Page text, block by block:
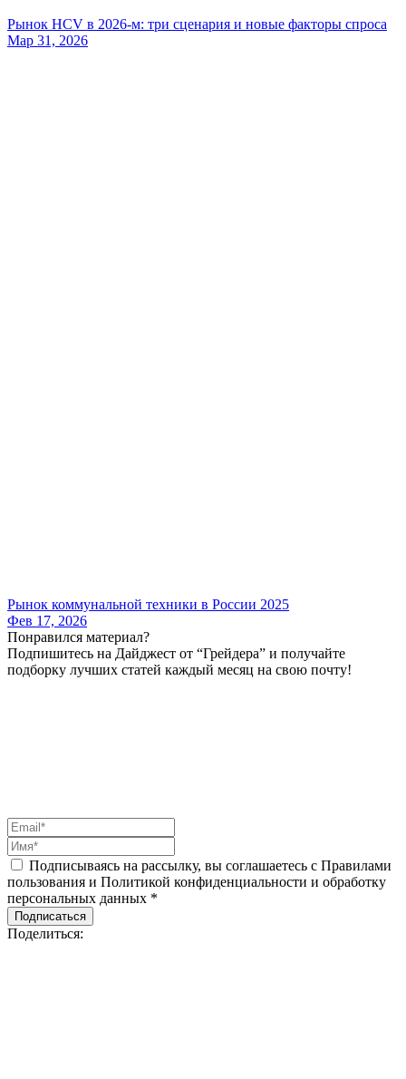
Рынок HCV в 2026-м: три сценария и новые факторы спроса
Мар 31, 2026
Рынок коммунальной техники в России 2025
Фев 17, 2026
Понравился материал?
Подпишитесь на Дайджест от “Грейдера” и получайте
подборку лучших статей каждый месяц на свою почту!
Подписываясь на рассылку, вы соглашаетесь с Правилами
пользования и Политикой конфиденциальности и обработку
персональных данных *
Подписаться
Поделиться: